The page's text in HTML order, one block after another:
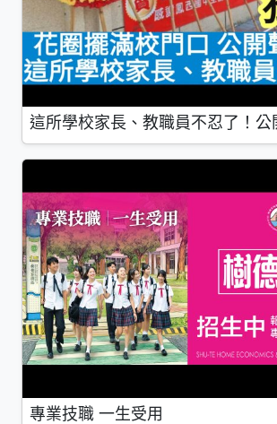
這所學校家長、教職員不忍了！公
專業技職 一生受用